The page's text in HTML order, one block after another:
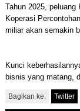
Tahun 2025, peluang
Koperasi
miliar akan semakin
Kunci
bisnis yang matang,
Bagikan ke: Twitter